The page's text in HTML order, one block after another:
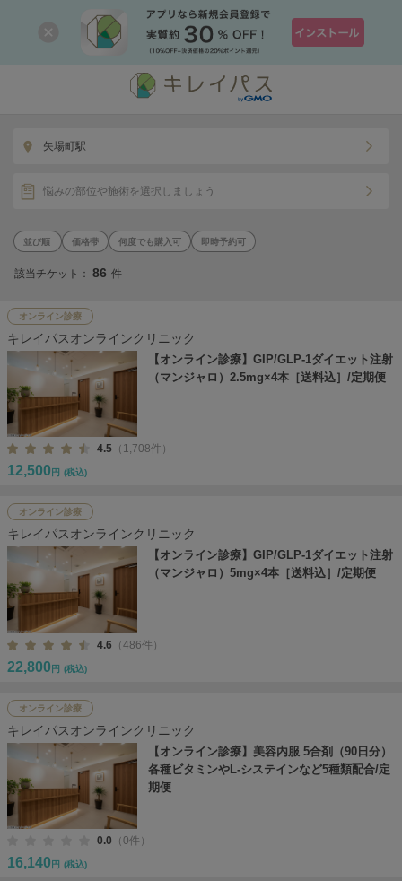
矢場町駅
悩みの部位や施術を選択しましょう
価格帯 何度でも購入可 即時予約可
該当チケット： 86 件
オンライン診療
キレイパスオンラインクリニック
【オンライン診療】GIP/GLP-1ダイエット注射
（マンジャロ）2.5mg×4本［送料込］/定期便
4.5 （1,708件）
12,500 円 (税込)
オンライン診療
キレイパスオンラインクリニック
【オンライン診療】GIP/GLP-1ダイエット注射
（マンジャロ）5mg×4本［送料込］/定期便
4.6 （486件）
22,800 円 (税込)
オンライン診療
キレイパスオンラインクリニック
【オンライン診療】美容内服 5合剤（90日分）
各種ビタミンやL-システインなど5種類配合/定
期便
0.0 （0件）
16,140 円 (税込)